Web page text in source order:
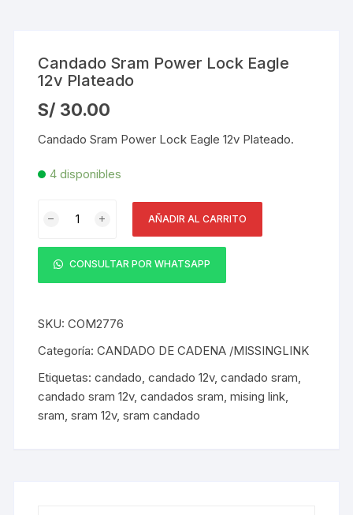
Candado Sram Power Lock Eagle
12v Plateado
S/ 30.00
Candado Sram Power Lock Eagle 12v Plateado.
4 disponibles
Power
Lock
Eagle
Plateado
AÑADIR AL CARRITO
CONSULTAR POR WHATSAPP
SKU:COM2776
Categoría:CANDADO DE CADENA /MISSINGLINK
Etiquetas:candado ,candado 12v,candado sram
candado sram 12v,candados sram ,mising link
sram ,sram 12v,sram candado